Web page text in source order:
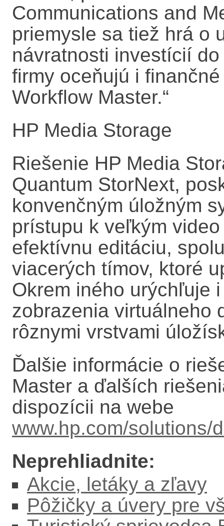
Communications and
priemysle sa tiež hrá o
návratnosti investícií
firmy oceňujú i
Workflow Master.“
HP Media Storage
Riešenie HP Media
Quantum StorNext,
konvenčným úložným
prístupu k veľkým
efektívnu editáciu,
viacerých tímov, ktoré
Okrem iného urýchľuje
zobrazenia virtuálneho
rôznymi vrstvami
Ďalšie informácie o
Master a ďalších
dispozícii na webe
www.hp.com/solutions/
Neprehliadnite:
Akcie, letáky a zľavy
Pôžičky a úvery pre